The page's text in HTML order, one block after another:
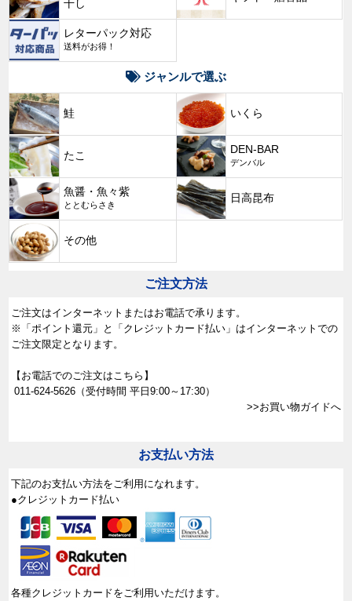
干し
レターパック対応
送料がお得！
ジャンルで選ぶ
鮭 いくら
たこ
DEN-BAR
デンバル
魚醤・魚々紫
ととむらさき
日高昆布
その他
ご注文方法
ご注文はインターネットまたはお電話で承ります。
※「ポイント還元」と「クレジットカード払い」はインターネットでの
ご注文限定となります。
【お電話でのご注文はこちら】
011-624-5626 （受付時間 平日9:00～17:30）
>>お買い物ガイドへ
お支払い方法
下記のお支払い方法をご利用になれます。
●クレジットカード払い
各種クレジットカードをご利用いただけます。